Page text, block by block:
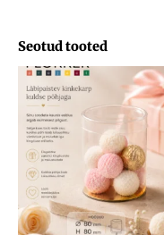
Seotud tooted